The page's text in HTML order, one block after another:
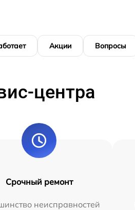
Акции Вопросы
центра
Срочный ремонт
неисправностей